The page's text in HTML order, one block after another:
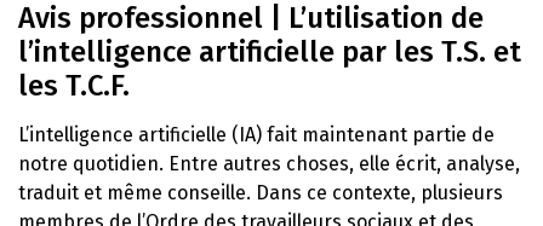
Avis professionnel | L’utilisation de
l’intelligence artificielle par les T.S. et
les T.C.F.
L’intelligence artificielle (IA) fait maintenant partie de
notre quotidien. Entre autres choses, elle écrit, analyse,
traduit et même conseille. Dans ce contexte, plusieurs